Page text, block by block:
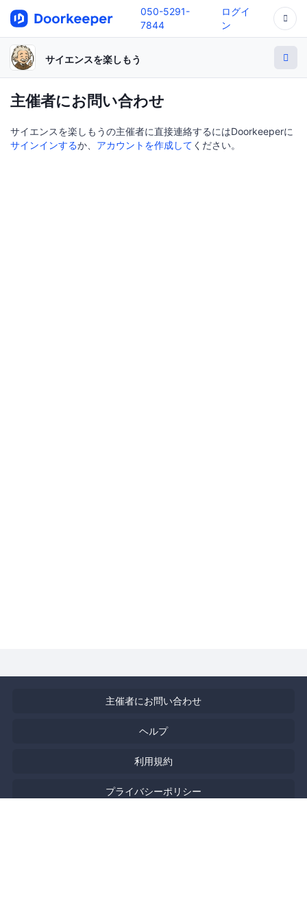
050-5291-
7844
ログイ
ン
サイエンスを楽しもう
主催者にお問い合わせ
サイエンスを楽しもうの主催者に直接連絡するにはDoorkeeperに
サインインするか、 アカウントを作成して ください。
主催者にお問い合わせ
ヘルプ
利用規約
プライバシーポリシー